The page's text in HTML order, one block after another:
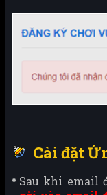
Cài đặt
Sau khi email